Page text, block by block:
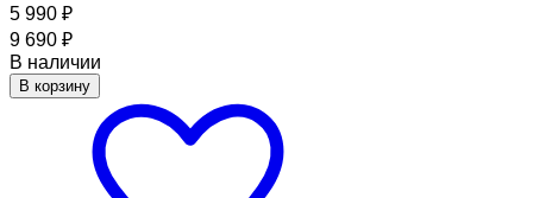
5 990 ₽
9 690 ₽
В наличии
В корзину